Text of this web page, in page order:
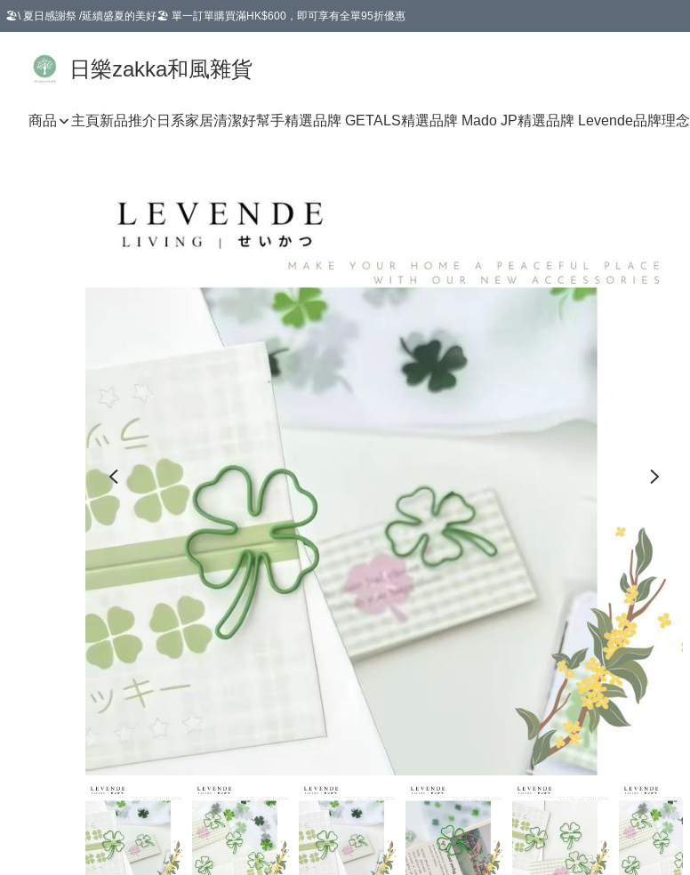
🏖️\ 夏日感謝祭 /延續盛夏的美好🏖️ 單一訂單購買滿HK$600，即可享有全單95折優惠
日樂zakka和風雜貨
商品 主頁新品推介 日系家居清潔好幫手精選品牌 GETALS精選品牌 Mado JP精選品牌 Levende品牌理念